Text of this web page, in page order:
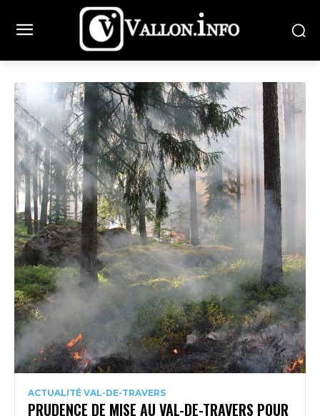
ACTUALITÉ VAL-DE-TRAVERS
PRUDENCE DE MISE AU VAL-DE-TRAVERS POUR